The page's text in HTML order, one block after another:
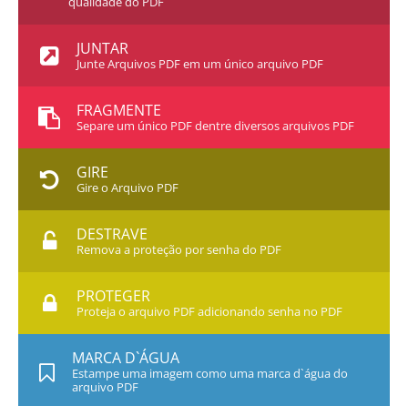
JUNTAR
Junte Arquivos PDF em um único arquivo PDF
FRAGMENTE
Separe um único PDF dentre diversos arquivos PDF
GIRE
Gire o Arquivo PDF
DESTRAVE
Remova a proteção por senha do PDF
PROTEGER
Proteja o arquivo PDF adicionando senha no PDF
MARCA D`ÁGUA
Estampe uma imagem como uma marca d`água do
arquivo PDF